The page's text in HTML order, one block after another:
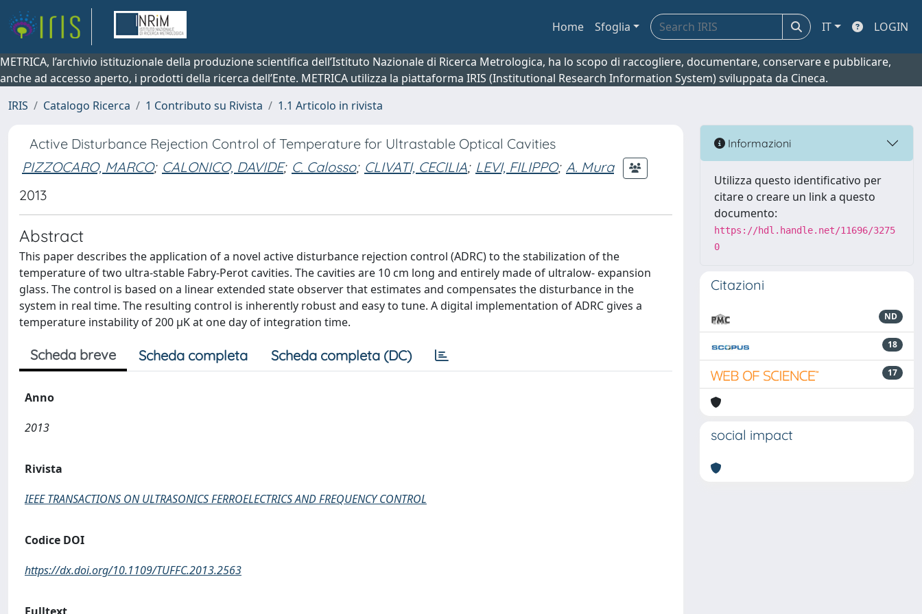
Home Sfoglia IT LOGIN
METRICA, l’archivio istituzionale della produzione scientifica dell’Istituto Nazionale di Ricerca Metrologica, ha lo scopo di raccogliere, documentare, conservare e pubblicare,
anche ad accesso aperto, i prodotti della ricerca dell’Ente. METRICA utilizza la piattaforma IRIS (Institutional Research Information System) sviluppata da Cineca.
IRIS
Catalogo Ricerca 1 Contributo su Rivista 1.1 Articolo in rivista
Active Disturbance Rejection Control of Temperature for Ultrastable Optical Cavities
PIZZOCARO, MARCO; CALONICO, DAVIDE; C. Calosso; CLIVATI, CECILIA; LEVI, FILIPPO; A. Mura
2013
Abstract
This paper describes the application of a novel active disturbance rejection control (ADRC) to the stabilization of the
temperature of two ultra-stable Fabry-Perot cavities. The cavities are 10 cm long and entirely made of ultralow- expansion
glass. The control is based on a linear extended state observer that estimates and compensates the disturbance in the
system in real time. The resulting control is inherently robust and easy to tune. A digital implementation of ADRC gives a
temperature instability of 200 μK at one day of integration time.
Scheda breve Scheda completa Scheda completa (DC)
Anno
2013
Rivista
IEEE TRANSACTIONS ON ULTRASONICS FERROELECTRICS AND FREQUENCY CONTROL
Codice DOI
https://dx.doi.org/10.1109/TUFFC.2013.2563
Informazioni
Utilizza questo identificativo per
citare o creare un link a questo
documento:
https://hdl.handle.net/11696/3275
0
Citazioni
ND
18
17
social impact